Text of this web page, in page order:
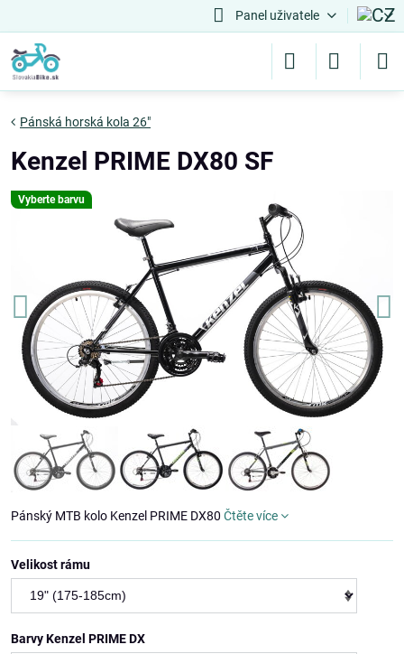
Panel uživatele
Vyberte barvu
Pánská horská kola 26"
Kenzel PRIME DX80 SF
Pánský MTB kolo Kenzel PRIME DX80 Čtěte více
Velikost rámu
Barvy Kenzel PRIME DX